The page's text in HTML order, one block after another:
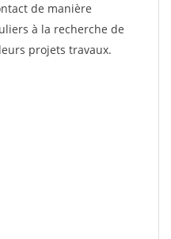
de manière
à la recherche de
projets travaux.